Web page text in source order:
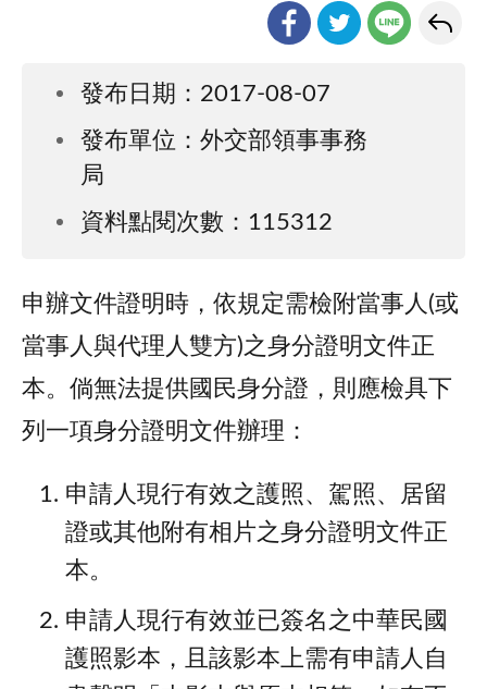
發布日期：2017-08-07
發布單位：外交部領事事務
局
資料點閱次數：115312
申辦文件證明時，依規定需檢附當事人(或
當事人與代理人雙方)之身分證明文件正
本。倘無法提供國民身分證，則應檢具下
列一項身分證明文件辦理：
申請人現行有效之護照、駕照、居留
證或其他附有相片之身分證明文件正
本。
申請人現行有效並已簽名之中華民國
護照影本，且該影本上需有申請人自